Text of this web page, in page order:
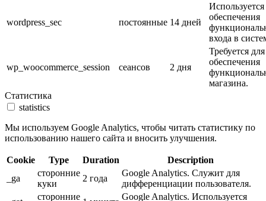
wordpress_sec постоянные 14 дней
Используется
обеспечения
входа в
wp_woocommerce_session сеансов 2 дня
Требуется для
обеспечения
магазина.
Статистика
statistics
Мы используем Google Analytics, чтобы читать статистику по
использованию нашего сайта и вносить улучшения.
Cookie Type Duration
Description
_ga
сторонние
куки
2 года
Google Analytics. Служит для
дифференциации пользователя.
сторонние
Google Analytics. Используется